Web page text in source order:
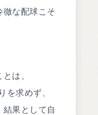
徹な配球こそ
は、
を求めず、
結果として自